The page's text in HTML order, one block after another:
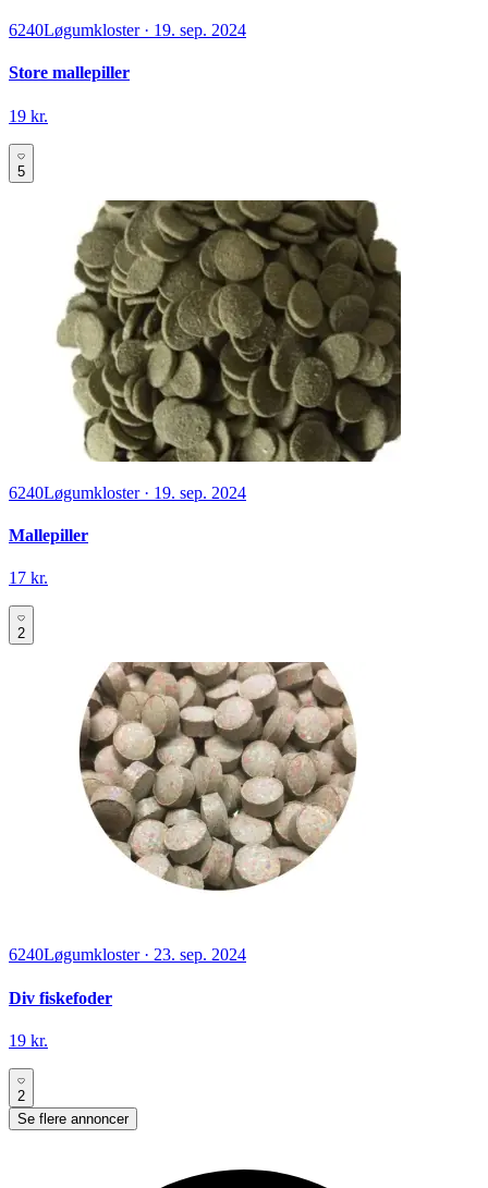
6240Løgumkloster· 19. sep. 2024
Store mallepiller
19 kr.
5
6240Løgumkloster· 19. sep. 2024
Mallepiller
17 kr.
2
6240Løgumkloster· 23. sep. 2024
Div fiskefoder
19 kr.
2
Se flere annoncer